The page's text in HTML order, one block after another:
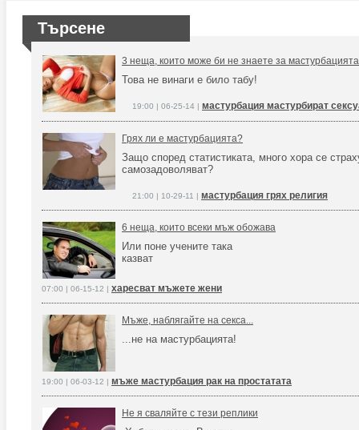
Търсене
3 неща, които може би не знаете за
Това не винаги е било табу!
19:00 | 06-25-14 | мастурбация мастурбират
Грях ли е мастурбацията?
Защо според статистиката, много хора се
самозадоволяват?
21:00 | 10-29-11 | мастурбация грях религия
6 неща, които всеки мъж обожава
Или поне учените така
казват
07:00 | 06-15-12 | харесват мъжете жени
Мъже, наблягайте на секса...
...не на мастурбацията!
19:00 | 06-03-12 | мъже мастурбация рак на простатата
Не я сваляйте с тези реплики